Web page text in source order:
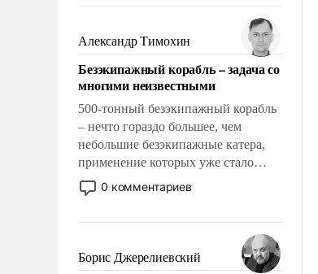
на себя ответственность, помогать
слабым, идти вперед и
адаптироваться.
Александр Тимохин
Безэкипажный корабль – задача со
многими неизвестными
500-тонный безэкипажный корабль
– нечто гораздо большее, чем
небольшие безэкипажные катера,
применение которых уже стало
обыденностью. Задача по созданию
такого корабля очень сложна и
реализация радикально поднимет
наши боевые возможности.
0 комментариев
Борис Джерелиевский